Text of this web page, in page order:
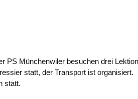
PS Münchenwiler besuchen drei
statt, der Transport ist organisiert.
statt.